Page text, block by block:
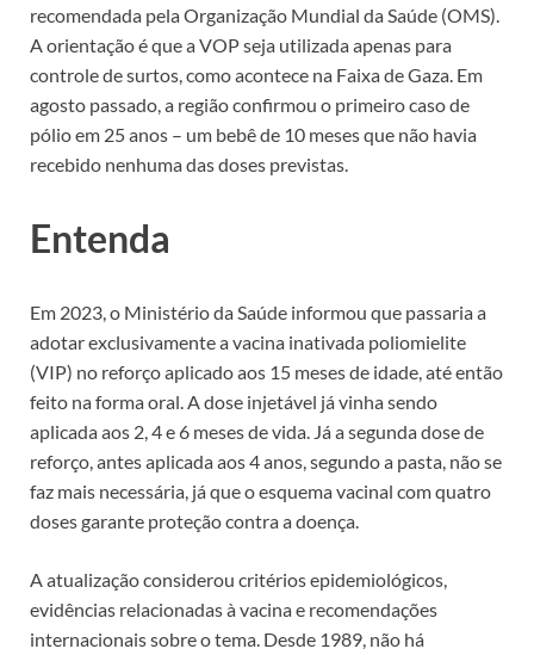
recomendada pela Organização Mundial da Saúde (OMS).
A orientação é que a VOP seja utilizada apenas para
controle de surtos, como acontece na Faixa de Gaza. Em
agosto passado, a região confirmou o primeiro caso de
pólio em 25 anos – um bebê de 10 meses que não havia
recebido nenhuma das doses previstas.
Entenda
Em 2023, o Ministério da Saúde informou que passaria a
adotar exclusivamente a vacina inativada poliomielite
(VIP) no reforço aplicado aos 15 meses de idade, até então
feito na forma oral. A dose injetável já vinha sendo
aplicada aos 2, 4 e 6 meses de vida. Já a segunda dose de
reforço, antes aplicada aos 4 anos, segundo a pasta, não se
faz mais necessária, já que o esquema vacinal com quatro
doses garante proteção contra a doença.
A atualização considerou critérios epidemiológicos,
evidências relacionadas à vacina e recomendações
internacionais sobre o tema. Desde 1989, não há